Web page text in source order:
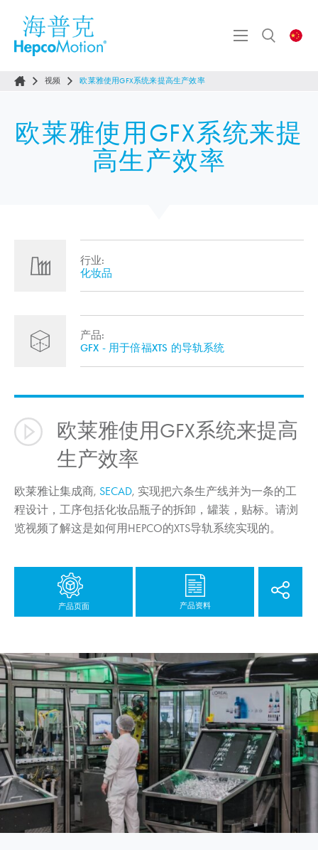
视频 欧莱雅使用GFX系统来提高生产效率
欧莱雅使用GFX系统来提
高生产效率
行业:
化妆品
产品:
GFX - 用于倍福XTS 的导轨系统
欧莱雅使用GFX系统来提高
生产效率
欧莱雅让集成商, SECAD, 实现把六条生产线并为一条的工
程设计，工序包括化妆品瓶子的拆卸，罐装，贴标。请浏
览视频了解这是如何用HEPCO的XTS导轨系统实现的。
产品页面 产品资料